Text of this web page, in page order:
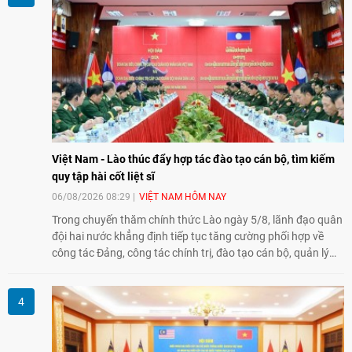
Việt Nam - Lào thúc đẩy hợp tác đào tạo cán bộ, tìm kiếm
quy tập hài cốt liệt sĩ
06/08/2026 08:29 VIỆT NAM HÔM NAY
Trong chuyến thăm chính thức Lào ngày 5/8, lãnh đạo quân
đội hai nước khẳng định tiếp tục tăng cường phối hợp về
công tác Đảng, công tác chính trị, đào tạo cán bộ, quản lý
sâu sắc hơn quan hệ hữu nghị đặc biệt Việt Nam - Lào.